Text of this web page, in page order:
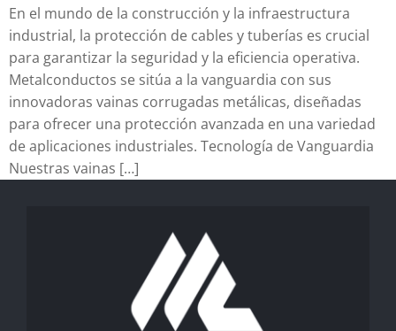
En el mundo de la construcción y la infraestructura
industrial, la protección de cables y tuberías es crucial
para garantizar la seguridad y la eficiencia operativa.
Metalconductos se sitúa a la vanguardia con sus
innovadoras vainas corrugadas metálicas, diseñadas
para ofrecer una protección avanzada en una variedad
de aplicaciones industriales. Tecnología de Vanguardia
Nuestras vainas […]